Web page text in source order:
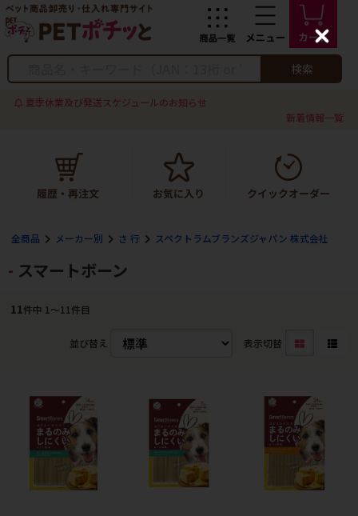
検索
夏季休業及び発送スケジュールのお知らせ
新着情報一覧
全商品 メーカー別 さ 行 スペクトラムブランズジャパン 株式会社
スマートボーン
11件中 1〜11件目
並び替え 表示切替
C
l
s